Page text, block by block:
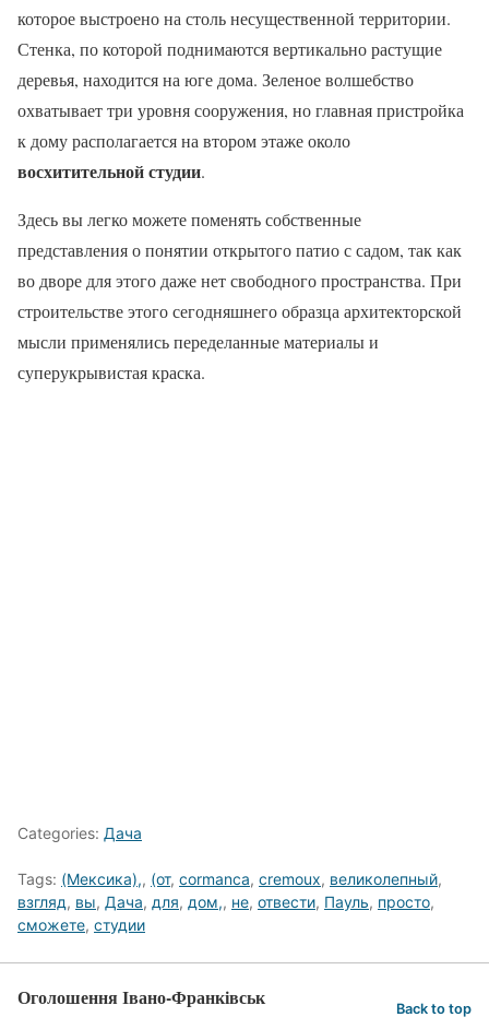
которое выстроено на столь несущественной территории.
Стенка, по которой поднимаются вертикально растущие
деревья, находится на юге дома. Зеленое волшебство
охватывает три уровня сооружения, но главная пристройка
к дому располагается на втором этаже около
восхитительной студии.
Здесь вы легко можете поменять собственные
представления о понятии открытого патио с садом, так как
во дворе для этого даже нет свободного пространства. При
строительстве этого сегодняшнего образца архитекторской
мысли применялись переделанные материалы и
суперукрывистая краска.
Categories: Дача
Tags: (Мексика),, (от, cormanca, cremoux, великолепный,
взгляд, вы, Дача, для, дом,, не, отвести, Пауль, просто,
сможете, студии
Оголошення Івано-Франківськ Back to top